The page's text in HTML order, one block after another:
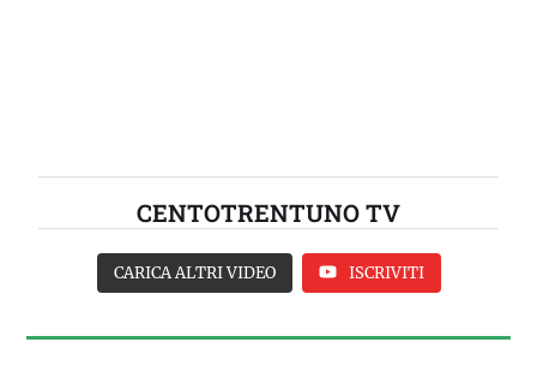
CENTOTRENTUNO TV
CARICA ALTRI VIDEO ISCRIVITI